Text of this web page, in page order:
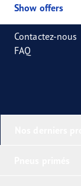
Show offers
Contactez-nous
FAQ